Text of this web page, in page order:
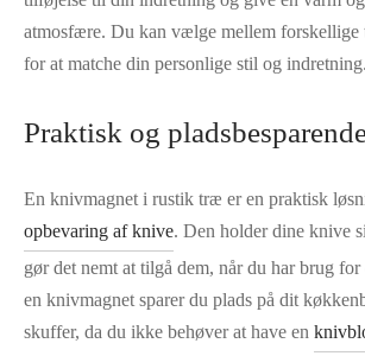
atmosfære. Du kan vælge mellem
for at matche din personlige stil og indretning.
Praktisk og
En knivmagnet i rustik træ er en praktisk
opbevaring af knive. Den holder dine knive
gør det nemt at tilgå dem, når du har brug
en knivmagnet sparer du plads på dit
skuffer, da du ikke behøver at have en